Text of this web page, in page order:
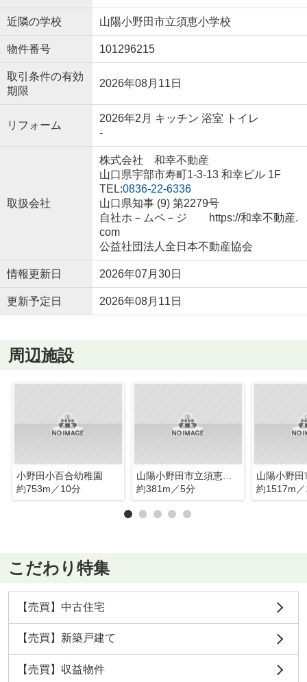
近隣の学校 山陽小野田市立須恵小学校
物件番号 101296215
取引条件の有効
期限
2026年08月11日
リフォーム
2026年2月 キッチン 浴室 トイレ
-
取扱会社
株式会社 和幸不動産
山口県宇部市寿町1-3-13 和幸ビル 1F
TEL:0836-22-6336
山口県知事 (9) 第2279号
自社ホ－ムペ－ジ https://和幸不動産.
com
公益社団法人全日本不動産協会
情報更新日 2026年07月30日
更新予定日 2026年08月11日
周辺施設
小野田小百合幼稚園
約753m／10分
山陽小野田市立須恵小学校
約381m／5分
約1517m
こだわり特集
【売買】中古住宅
【売買】新築戸建て
【売買】収益物件